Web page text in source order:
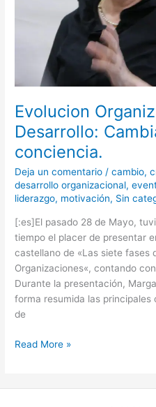
Evolucion
Desarrollo:
conciencia.
Deja un comentario /cambio,
desarrollo organizacional,
liderazgo, motivación, Sin
[:es]El pasado 28 de Mayo,
tiempo el placer de presentar
castellano de «Las siete fases
Organizaciones«, contando
Durante la presentación,
forma resumida las
de
Read More »